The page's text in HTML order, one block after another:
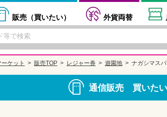
販売（買いたい） 外貨両替
ケット 販売TOP レジャー券 遊園地 ナガシマス
通信販売 買いた